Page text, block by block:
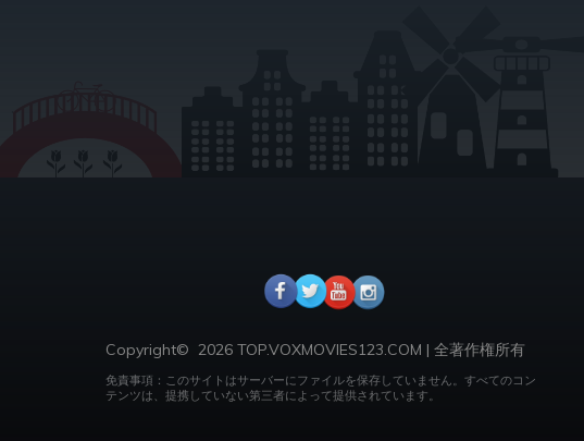
Copyright© 2026 TOP.VOXMOVIES123.COM | 全著作権所有
免責事項：このサイトはサーバーにファイルを保存していません。 すべてのコン
テンツは、提携していない第三者によって提供されています。